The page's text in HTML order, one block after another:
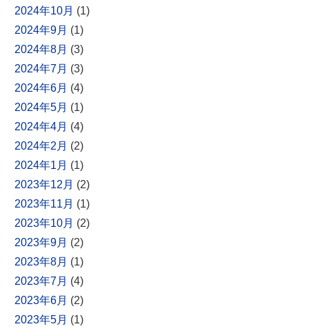
2024年10月 (1)
2024年9月 (1)
2024年8月 (3)
2024年7月 (3)
2024年6月 (4)
2024年5月 (1)
2024年4月 (4)
2024年2月 (2)
2024年1月 (1)
2023年12月 (2)
2023年11月 (1)
2023年10月 (2)
2023年9月 (2)
2023年8月 (1)
2023年7月 (4)
2023年6月 (2)
2023年5月 (1)